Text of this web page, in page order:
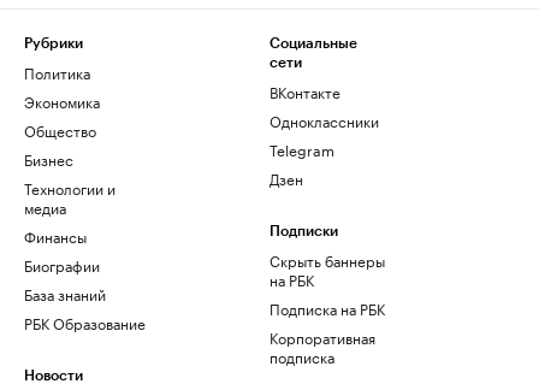
Рубрики
Политика
Экономика
Общество
Бизнес
Технологии и
медиа
Финансы
Биографии
База знаний
РБК Образование
Новости
Социальные
сети
ВКонтакте
Одноклассники
Telegram
Дзен
Подписки
Скрыть баннеры
на РБК
Подписка на РБК
Корпоративная
подписка